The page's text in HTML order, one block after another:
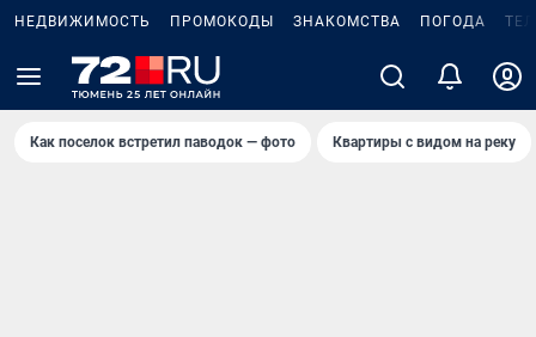
НЕДВИЖИМОСТЬ ПРОМОКОДЫ ЗНАКОМСТВА ПОГОДА
Как поселок встретил паводок — фото Квартиры с видом на реку